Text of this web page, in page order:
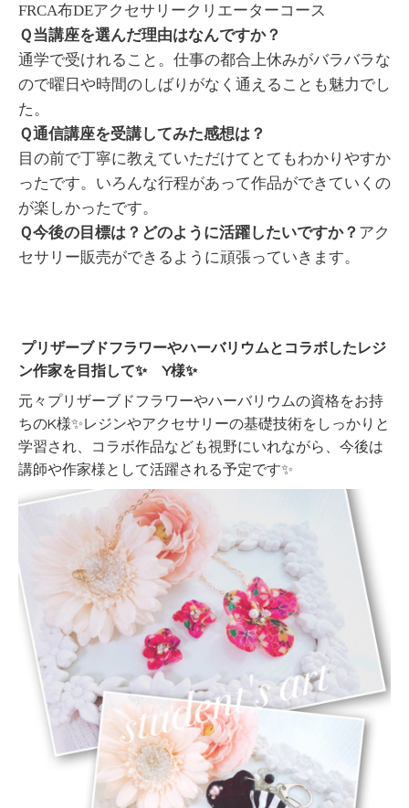
FRCA布DEアクセサリークリエーターコース
Ｑ当講座を選んだ理由はなんですか？
通学で受けれること。仕事の都合上休みがバラバラな
ので曜日や時間のしばりがなく通えることも魅力でし
た。
Ｑ通信講座を受講してみた感想は？
目の前で丁寧に教えていただけてとてもわかりやすか
ったです。いろんな行程があって作品ができていくの
が楽しかったです。
Ｑ今後の目標は？どのように活躍したいですか？ アク
セサリー販売ができるように頑張っていきます。
プリザーブドフラワーやハーバリウムとコラボしたレジ
ン作家を目指して✨ Y様✨
元々プリザーブドフラワーやハーバリウムの資格をお持
ちのK様✨レジンやアクセサリーの基礎技術をしっかりと
学習され、コラボ作品なども視野にいれながら、今後は
講師や作家様として活躍される予定です✨